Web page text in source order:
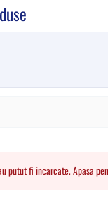
putut fi incarcate. Apasa